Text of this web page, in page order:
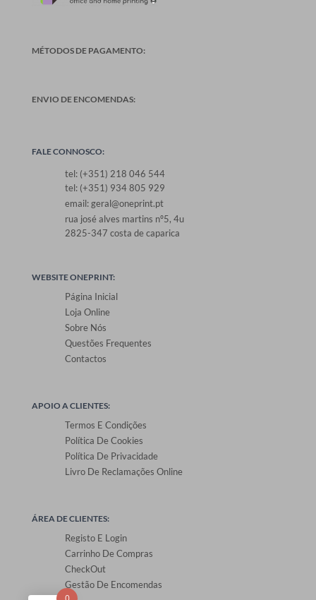
MÉTODOS DE PAGAMENTO:
ENVIO DE ENCOMENDAS:
FALE CONNOSCO:
tel: (+351) 218 046 544
tel: (+351) 934 805 929
email: geral@oneprint.pt
rua josé alves martins nº5, 4u
2825-347 costa de caparica
WEBSITE ONEPRINT:
Página Inicial
Loja Online
Sobre Nós
Questões Frequentes
Contactos
APOIO A CLIENTES:
Termos E Condições
Política De Cookies
Política De Privacidade
Livro De Reclamações Online
ÁREA DE CLIENTES:
Registo E Login
Carrinho De Compras
CheckOut
Gestão De Encomendas